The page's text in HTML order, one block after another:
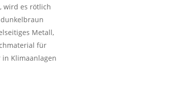
wird es rötlich
Metall,
für
Klimaanlagen